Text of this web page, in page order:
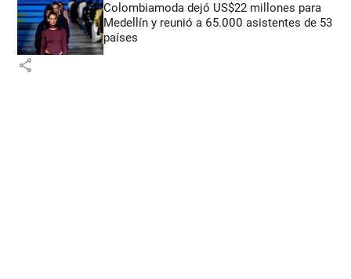
Colombiamoda dejó US$22 millones para
Medellín y reunió a 65.000 asistentes de 53
países
share